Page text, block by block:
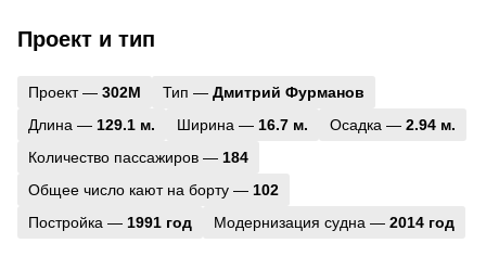
Проект и тип
Проект — 302М Тип — Дмитрий Фурманов
Длина — 129.1 м. Ширина — 16.7 м. Осадка — 2.94 м.
Количество пассажиров — 184
Общее число кают на борту — 102
Постройка — 1991 год Модернизация судна — 2014 год